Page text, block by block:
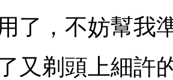
用了，不妨幫
又剃頭上細許